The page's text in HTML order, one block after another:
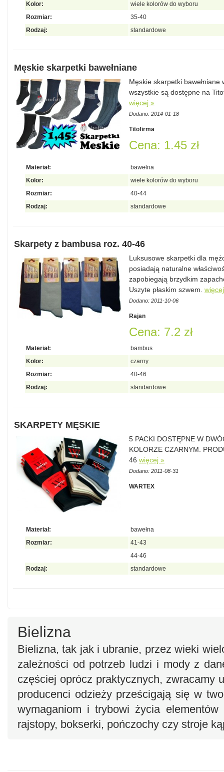
Kolor:
wiele kolorów do wyboru
Rozmiar:
35-40
Rodzaj:
standardowe
Męskie skarpetki bawełniane
Męskie skarpetki
wszystkie są dostępne na
więcej »
Dodano: 2014-01-18
Titofirma
Cena: 1.45 zł
Materiał:
bawełna
Kolor:
wiele kolorów do wyboru
Rozmiar:
40-44
Rodzaj:
standardowe
Skarpety z bambusa roz. 40-46
Luksusowe skarpetki dla
posiadają naturalne
zapobiegają brzydkim
Uszyte płaskim szwem.
Dodano: 2011-10-06
Rajan
Cena: 7.2 zł
Materiał:
bambus
Kolor:
czarny
Rozmiar:
40-46
Rodzaj:
standardowe
SKARPETY MĘSKIE
5 PACKI DOSTĘPNE W
KOLORZE CZARNYM.
46 więcej »
Dodano: 2011-08-31
WARTEX
Materiał:
bawełna
Rozmiar:
41-43
44-46
Rodzaj:
standardowe
Bielizna
Bielizna, tak jak i ubranie, przez wieki
zależności od potrzeb ludzi i mody z
częściej oprócz praktycznych, zwracamy
producenci odzieży prześcigają się w
wymaganiom i trybowi życia
rajstopy, bokserki, pończochy czy stroje